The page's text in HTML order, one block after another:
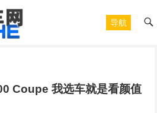
导航
Coupe 我选车就是看颜值